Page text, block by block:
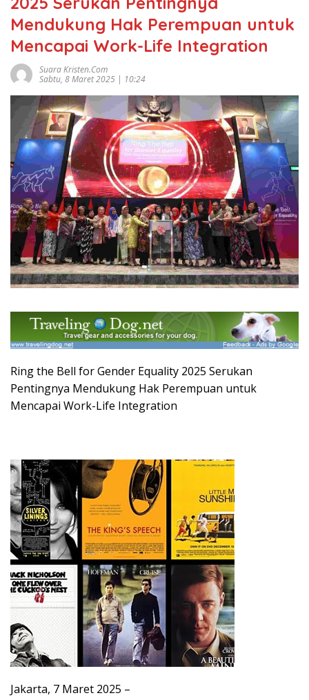
Mendukung Hak Perempuan untuk
Mencapai Work-Life Integration
Suara Kristen.com
Sabtu, 8 Maret 2025 | 10:24
Ring the Bell for Gender Equality 2025 Serukan
Pentingnya Mendukung Hak Perempuan untuk
Mencapai Work-Life Integration
Jakarta, 7 Maret 2025 –